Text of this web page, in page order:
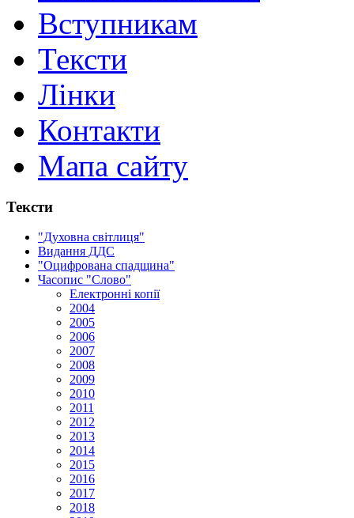
Вступникам
Тексти
Лінки
Контакти
Мапа сайту
Тексти
"Духовна світлиця"
Видання ДДС
"Оцифрована спадщина"
Часопис "Слово"
Електронні копії
2004
2005
2006
2007
2008
2009
2010
2011
2012
2013
2014
2015
2016
2017
2018